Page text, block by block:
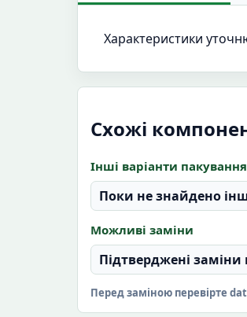
Характеристики
Схожі
Інші варіанти пакування
Поки не знайдено
Можливі заміни
Підтверджені
Перед заміною перевірте